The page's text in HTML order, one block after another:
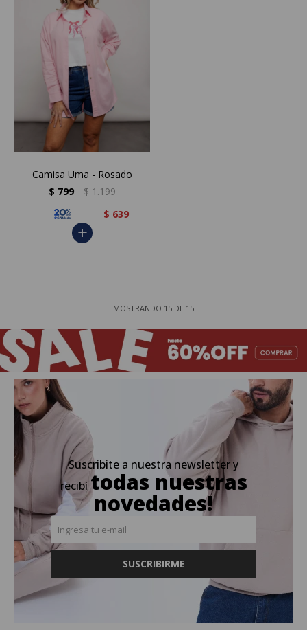
Camisa Uma - Rosado
$ 799 $ 1.199
$ 639
add
MOSTRANDO 15 DE 15
Suscribite a nuestra newsletter y
recibí todas nuestras
novedades!
SUSCRIBIRME